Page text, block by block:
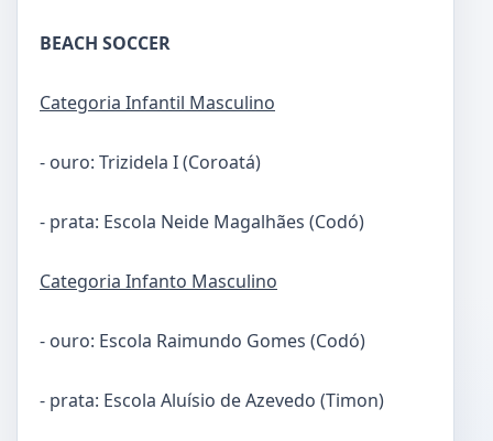
BEACH SOCCER
Categoria Infantil Masculino
- ouro: Trizidela I (Coroatá)
- prata: Escola Neide Magalhães (Codó)
Categoria Infanto Masculino
- ouro: Escola Raimundo Gomes (Codó)
- prata: Escola Aluísio de Azevedo (Timon)